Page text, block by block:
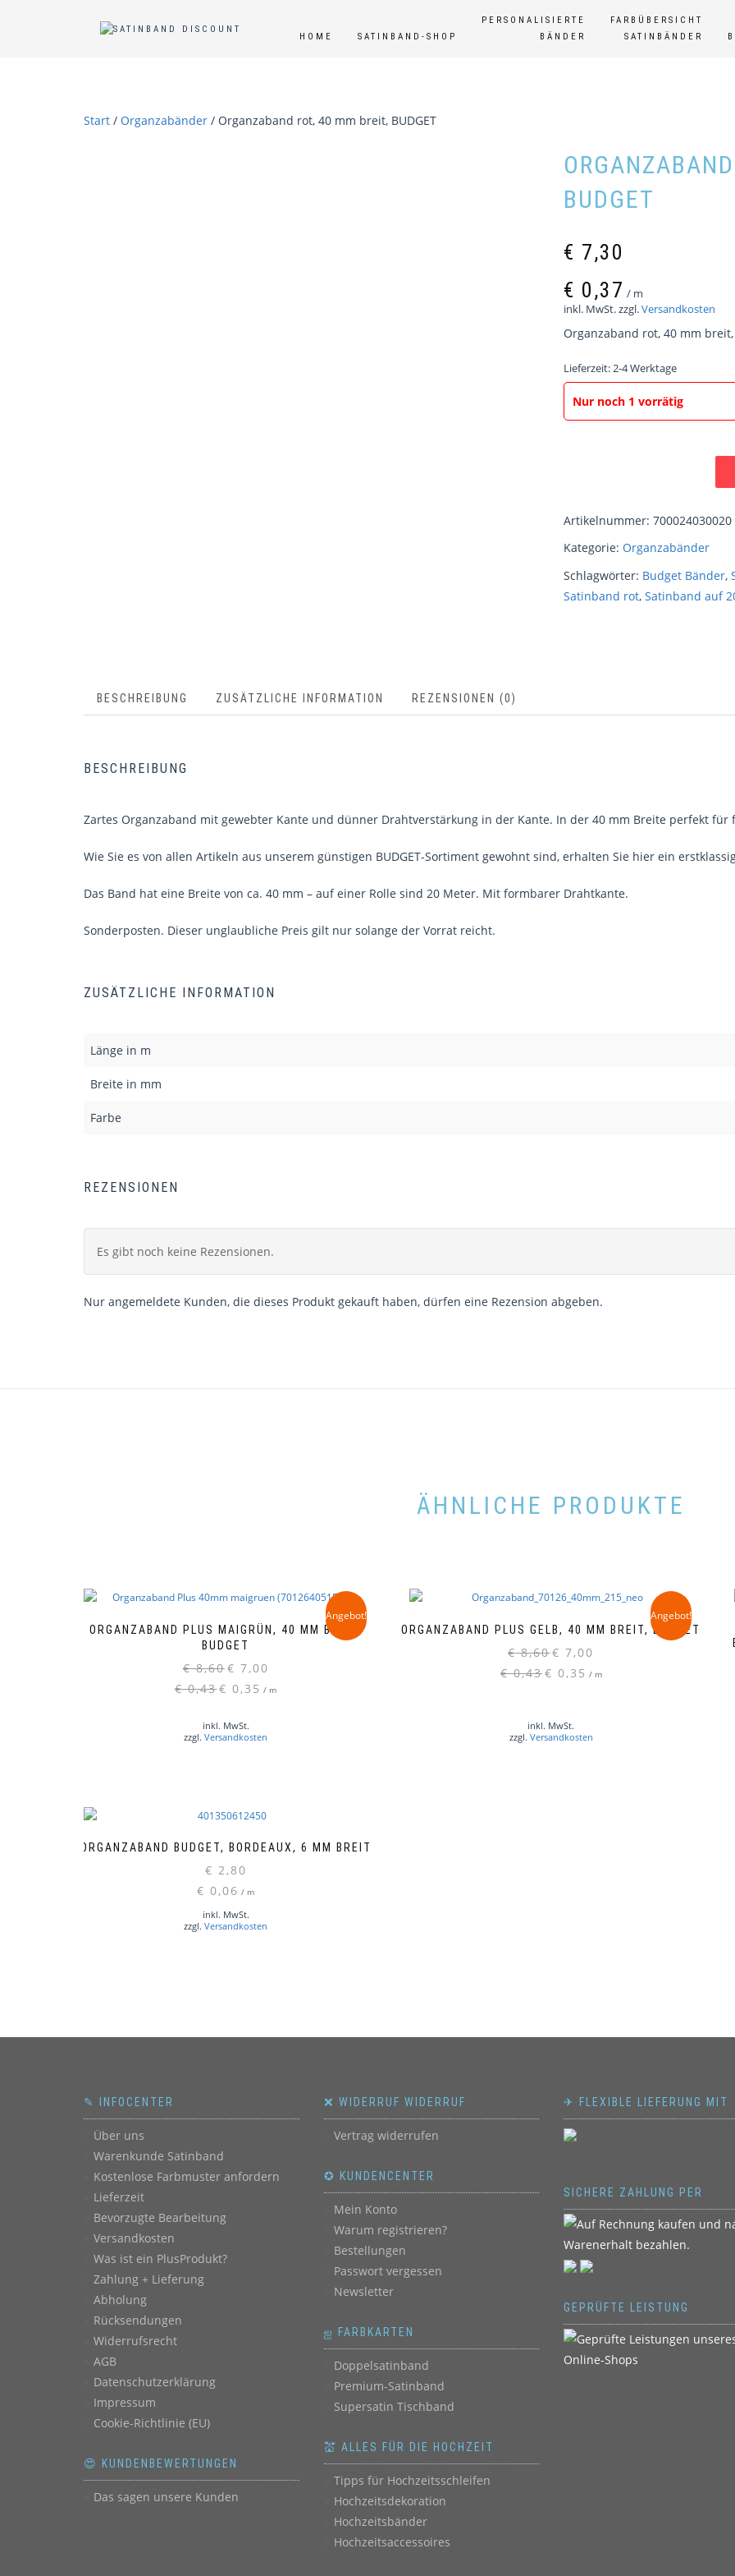
HOME SATINBAND-SHOP
PERSONALISIERTE
BÄNDER
FARBÜBERSICHT
SATINBÄNDER
Start / Organzabänder / Organzaband rot, 40 mm breit, BUDGET
BUDGET
€ 7,30
€ 0,37 / m
inkl. MwSt.zzgl.Versandkosten
Organzaband rot, 40 mm
Lieferzeit:2-4 Werktage
Nur noch 1 vorrätig
Artikelnummer: 700024030020
Kategorie: Organzabänder
Schlagwörter: Budget Bänder,
Satinband rot, Satinband auf
BESCHREIBUNG ZUSÄTZLICHE INFORMATION REZENSIONEN (0)
BESCHREIBUNG
Zartes Organzaband mit gewebter Kante und dünner Drahtverstärkung in der Kante. In der 40 mm Breite perfekt für
Wie Sie es von allen Artikeln aus unserem günstigen BUDGET-Sortiment gewohnt sind, erhalten Sie hier ein
Das Band hat eine Breite von ca. 40 mm – auf einer Rolle sind 20 Meter. Mit formbarer Drahtkante.
Sonderposten. Dieser unglaubliche Preis gilt nur solange der Vorrat reicht.
ZUSÄTZLICHE INFORMATION
Länge in m
Breite in mm
Farbe
REZENSIONEN
Es gibt noch keine Rezensionen.
Nur angemeldete Kunden, die dieses Produkt gekauft haben, dürfen eine Rezension abgeben.
ÄHNLICHE PRODUKTE
ORGANZABAND PLUS MAIGRÜN, 40 MM BREIT,
BUDGET
Angebot!
€8,60Ursprünglicher
Preis
€ 7,00
€0,43€ 0,35 / m
inkl. MwSt.
zzgl.Versandkosten
ORGANZABAND PLUS GELB, 40 MM BREIT, BUDGET
Angebot!
€8,60Ursprünglicher
Preis
€ 7,00
€0,43€ 0,35 / m
inkl. MwSt.
zzgl. Versandkosten
ORGANZABAND BUDGET, BORDEAUX, 6 MM BREIT
€ 2,80
€ 0,06 / m
inkl. MwSt.
zzgl.Versandkosten
✎ INFOCENTER
Über uns
Warenkunde Satinband
Kostenlose Farbmuster anfordern
Lieferzeit
Bevorzugte Bearbeitung
Versandkosten
Was ist ein PlusProdukt?
Zahlung + Lieferung
Abholung
Rücksendungen
Widerrufsrecht
AGB
Datenschutzerklärung
Impressum
Cookie-Richtlinie (EU)
😍 KUNDENBEWERTUNGEN
Das sagen unsere Kunden
❌ WIDERRUF WIDERRUF
Vertrag widerrufen
✪ KUNDENCENTER
Mein Konto
Warum registrieren?
Bestellungen
Passwort vergessen
Newsletter
ஐ FARBKARTEN
Doppelsatinband
Premium-Satinband
Supersatin Tischband
💒 ALLES FÜR DIE HOCHZEIT
Tipps für Hochzeitsschleifen
Hochzeitsdekoration
Hochzeitsbänder
Hochzeitsaccessoires
✈ FLEXIBLE LIEFERUNG MIT
SICHERE ZAHLUNG PER
GEPRÜFTE LEISTUNG